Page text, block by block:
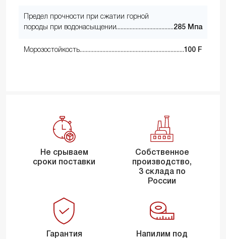
Предел прочности при сжатии горной
породы при водонасыщении
285 Мпа
Морозостойкость 100 F
Не срываем
сроки поставки
Собственное
производство,
3 склада по
России
Гарантия
Напилим под